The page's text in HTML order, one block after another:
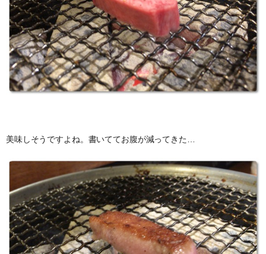
美味しそうですよね。書いててお腹が減ってきた…